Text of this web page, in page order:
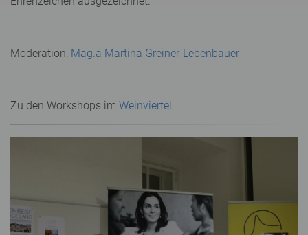
Moderation: Mag.a Martina Greiner-Lebenbauer
Zu den Workshops im Weinviertel